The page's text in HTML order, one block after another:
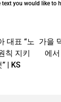
text you would like to
대표 “노
칙 지키
| KS
가을
에